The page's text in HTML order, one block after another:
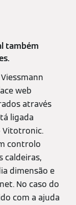
também
web
através
ligada
Vitotronic.
controlo
caldeiras,
dimensão e
No caso do
com a ajuda